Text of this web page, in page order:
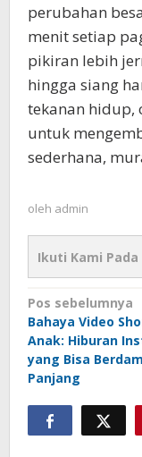
perubahan
menit setiap
pikiran lebih
hingga siang
tekanan hidup,
untuk
sederhana,
oleh admin
Ikuti Kami Pada
Navigasi
pos
Pos sebelumnya
Bahaya Video
Anak: Hiburan
yang Bisa
Panjang